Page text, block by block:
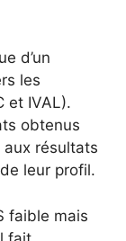
d’un
les
et IVAL).
obtenus
résultats
leur profil.
faible mais